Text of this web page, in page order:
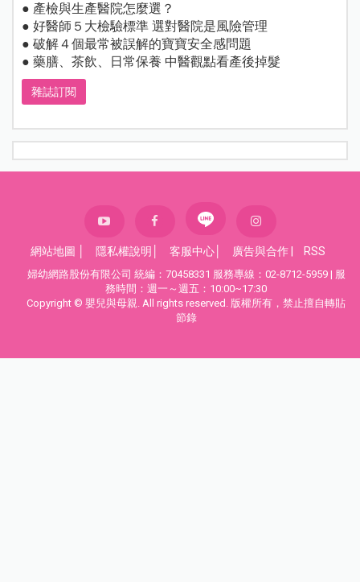
● 產檢與生產醫院怎麼選？
● 好醫師５大檢驗標準 選對醫院是風險管理
● 破解４個最常被誤解的寶寶安全感問題
● 藥膳、茶飲、日常保養 中醫觀點看產後掉髮
雜誌訂閱
網站地圖 隱私權說明 客服中心 廣告與合作 RSS
婦幼網路股份有限公司 統編：70458331 服務專線：02-8712-5959 | 服
務時間：週一～週五：10:00~17:30
Copyright © 嬰兒與母親. All rights reserved. 版權所有，禁止擅自轉貼
節錄